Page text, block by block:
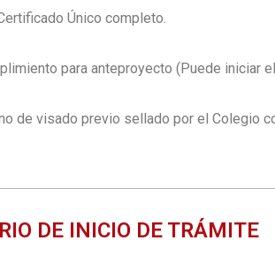
Único completo.
para anteproyecto (Puede iniciar
de visado previo sellado por el Colegio
DE INICIO DE TRÁMITE